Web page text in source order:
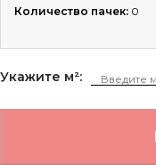
Количество пачек: 0
Укажите м²: